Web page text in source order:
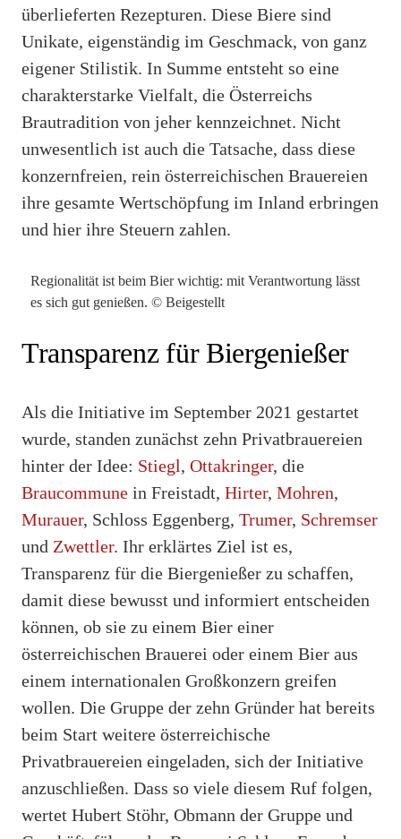
überlieferten Rezepturen. Diese Biere sind
Unikate, eigenständig im Geschmack, von ganz
eigener Stilistik. In Summe entsteht so eine
charakterstarke Vielfalt, die Österreichs
Brautradition von jeher kennzeichnet. Nicht
unwesentlich ist auch die Tatsache, dass diese
konzernfreien, rein österreichischen Brauereien
ihre gesamte Wertschöpfung im Inland erbringen
und hier ihre Steuern zahlen.
Regionalität ist beim Bier wichtig: mit Verantwortung lässt
es sich gut genießen. © Beigestellt
Transparenz für Biergenießer
Als die Initiative im September 2021 gestartet
wurde, standen zunächst zehn Privatbrauereien
hinter der Idee: Stiegl, Ottakringer, die
Braucommune in Freistadt, Hirter, Mohren,
Murauer, Schloss Eggenberg, Trumer, Schremser
und Zwettler. Ihr erklärtes Ziel ist es,
Transparenz für die Biergenießer zu schaffen,
damit diese bewusst und informiert entscheiden
können, ob sie zu einem Bier einer
österreichischen Brauerei oder einem Bier aus
einem internationalen Großkonzern greifen
wollen. Die Gruppe der zehn Gründer hat bereits
beim Start weitere österreichische
Privatbrauereien eingeladen, sich der Initiative
anzuschließen. Dass so viele diesem Ruf folgen,
wertet Hubert Stöhr, Obmann der Gruppe und